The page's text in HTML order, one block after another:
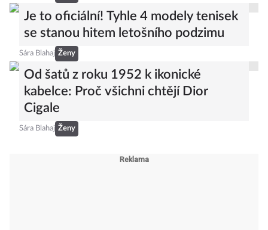
Je to oficiální! Tyhle 4 modely tenisek
se stanou hitem letošního podzimu
Sára Blahaj Ženy
Od šatů z roku 1952 k ikonické
kabelce: Proč všichni chtějí Dior
Cigale
Sára Blahaj Ženy